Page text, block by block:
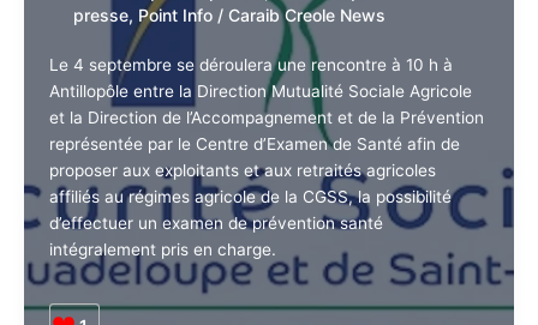
aux
intrafamiliales.
communique-de-presse,communiques-
de-presse
Caraib Creole
News
Le 4 septembre se déroulera une rencontre à 10 h à
Antillopôle entre la Direction Mutualité Sociale
Agricole et la Direction de l’Accompagnement et de la
Prévention représentée par le Centre d’Examen de
Santé afin de proposer aux exploitants et aux retraités
agricoles affiliés au régimes agricole de la CGSS, la
possibilité d’effectuer un examen de prévention santé
intégralement pris en charge.